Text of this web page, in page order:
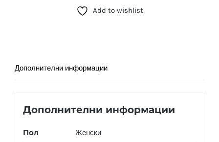
Add to wishlist
Дополнителни информации
Дополнителни информации
Пол Женски